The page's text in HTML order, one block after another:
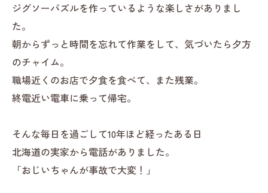
ジグソーパズルを作っているような楽しさがありまし
た。
朝からずっと時間を忘れて作業をして、気づいたら夕方
のチャイム。
職場近くのお店で夕食を食べて、また残業。
終電近い電車に乗って帰宅。
そんな毎日を過ごして10年ほど経ったある日
北海道の実家から電話がありました。
「おじいちゃんが事故で大変！」